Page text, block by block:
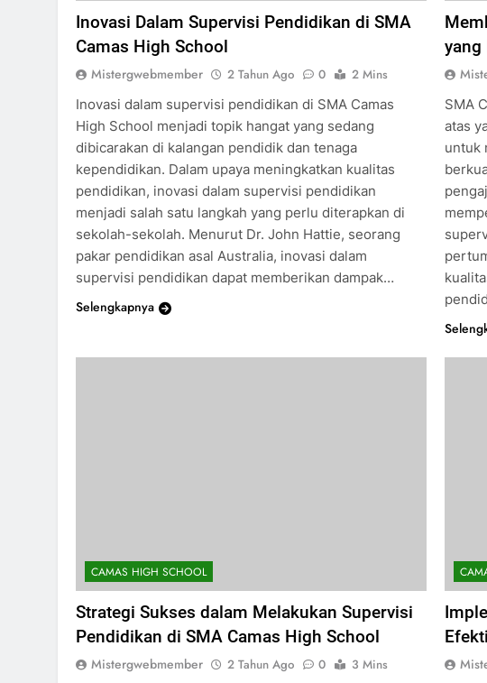
Inovasi Dalam Supervisi Pendidikan di SMA
Camas High School
Mistergwebmember 2 Tahun Ago 0
2 Mins
Inovasi dalam supervisi pendidikan di SMA Camas
High School menjadi topik hangat yang sedang
dibicarakan di kalangan pendidik dan tenaga
kependidikan. Dalam upaya meningkatkan kualitas
pendidikan, inovasi dalam supervisi pendidikan
menjadi salah satu langkah yang perlu diterapkan di
sekolah-sekolah. Menurut Dr. John Hattie, seorang
pakar pendidikan asal Australia, inovasi dalam
supervisi pendidikan dapat memberikan dampak…
Selengkapnya
yang
SMA
atas
untuk
CAMAS HIGH SCHOOL
Strategi Sukses dalam Melakukan Supervisi
Pendidikan di SMA Camas High School
Mistergwebmember 2 Tahun Ago 0
3 Mins